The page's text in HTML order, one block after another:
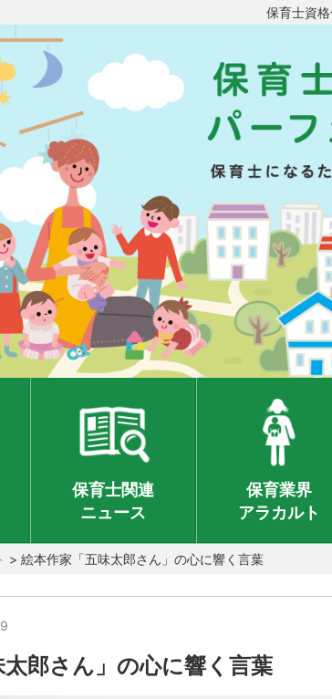
保育士資
保育士関連
ニュース
保育業界
アラカルト
> 絵本作家「五味太郎さん」の心に響く言葉
郎さん」の心に響く言葉